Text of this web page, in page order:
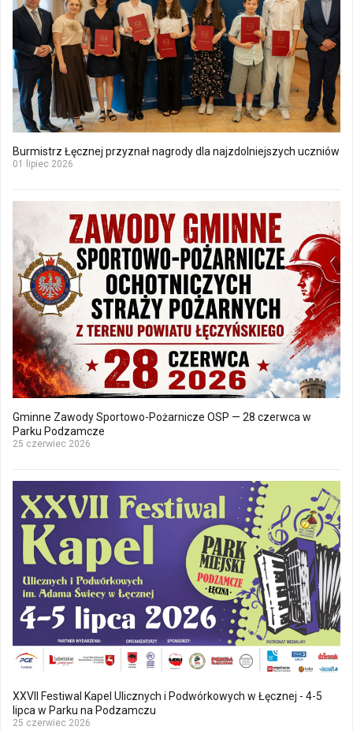
Burmistrz Łęcznej przyznał nagrody dla najzdolniejszych uczniów
01 lipiec 2026
Gminne Zawody Sportowo-Pożarnicze OSP — 28 czerwca w
Parku Podzamcze
25 czerwiec 2026
XXVII Festiwal Kapel Ulicznych i Podwórkowych w Łęcznej - 4-5
lipca w Parku na Podzamczu
25 czerwiec 2026